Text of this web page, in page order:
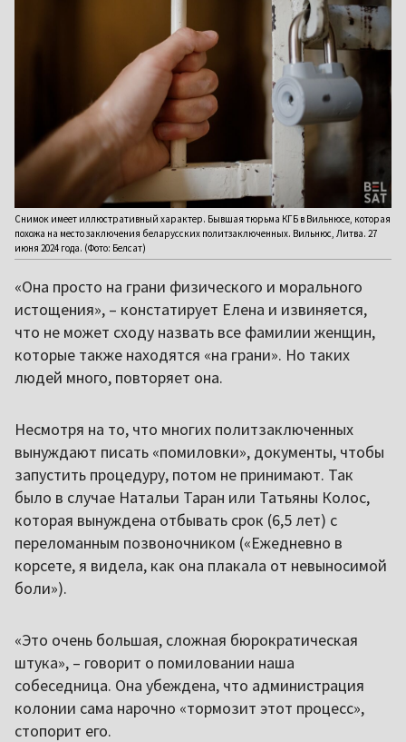
Снимок имеет иллюстративный характер. Бывшая тюрьма КГБ в Вильнюсе, которая
похожа на место заключения беларусских политзаключенных. Вильнюс, Литва. 27
июня 2024 года. (Фото: Белсат)
«Она просто на грани физического и морального
истощения», – констатирует Елена и извиняется,
что не может сходу назвать все фамилии женщин,
которые также находятся «на грани». Но таких
людей много, повторяет она.
Несмотря на то, что многих политзаключенных
вынуждают писать «помиловки», документы, чтобы
запустить процедуру, потом не принимают. Так
было в случае Натальи Таран или Татьяны Колос,
которая вынуждена отбывать срок (6,5 лет) с
переломанным позвоночником («Ежедневно в
корсете, я видела, как она плакала от невыносимой
боли»).
«Это очень большая, сложная бюрократическая
штука», – говорит о помиловании наша
собеседница. Она убеждена, что администрация
колонии сама нарочно «тормозит этот процесс»,
стопорит его.